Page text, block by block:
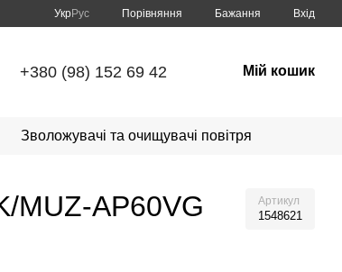
УкрРус Порівняння Бажання Вхід
+380 (98) 152 69 42 Мій кошик
Зволожувачі та очищувачі повітря
MUZ-AP60VG Артикул
1548621